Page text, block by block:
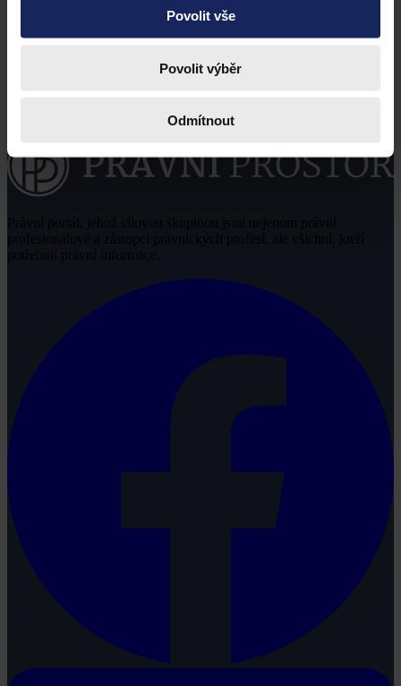
Povolit vše
Povolit výběr
Odmítnout